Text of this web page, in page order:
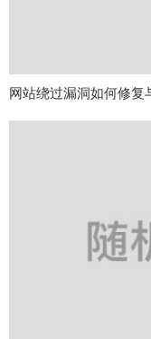
网站绕过漏洞如何修复